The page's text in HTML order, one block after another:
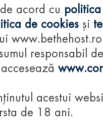
consumă-
acord cu politica
de cookies și
responsabil de
acestui
de 18 ani.